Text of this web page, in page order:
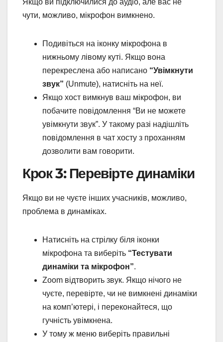
Якщо ви підключилися до аудіо, але вас не
чути, можливо, мікрофон вимкнено.
Подивіться на іконку мікрофона в
нижньому лівому куті. Якщо вона
перекреслена або написано “Увімкнути
звук” (Unmute), натисніть на неї.
Якщо хост вимкнув ваш мікрофон, ви
побачите повідомлення “Ви не можете
увімкнути звук”. У такому разі надішліть
повідомлення в чат хосту з проханням
дозволити вам говорити.
Крок 3: Перевірте динаміки
Якщо ви не чуєте інших учасників, можливо,
проблема в динаміках.
Натисніть на стрілку біля іконки
мікрофона та виберіть “Тестувати
динаміки та мікрофон”.
Zoom відтворить звук. Якщо нічого не
чуєте, перевірте, чи не вимкнені динаміки
на комп’ютері, і переконайтеся, що
гучність увімкнена.
У тому ж меню виберіть правильні